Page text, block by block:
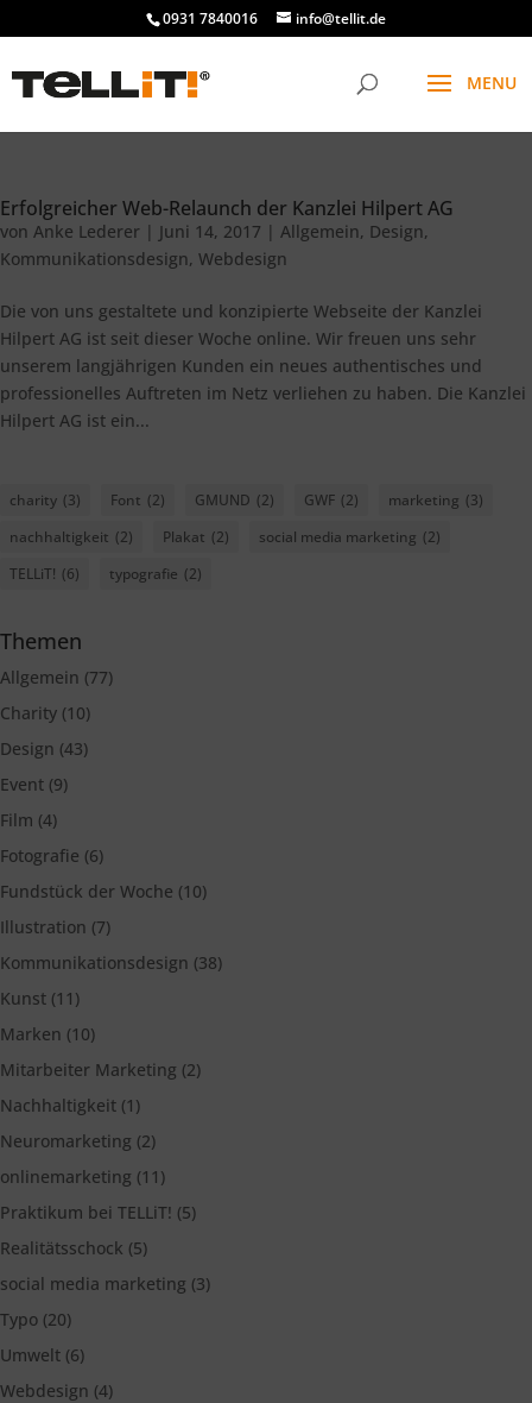
0931 7840016 info@tellit.de
Erfolgreicher Web-Relaunch der Kanzlei Hilpert AG
von Anke Lederer | Juni 14, 2017 | Allgemein, Design,
Kommunikationsdesign, Webdesign
Die von uns gestaltete und konzipierte Webseite der Kanzlei
Hilpert AG ist seit dieser Woche online. Wir freuen uns sehr
unserem langjährigen Kunden ein neues authentisches und
professionelles Auftreten im Netz verliehen zu haben. Die Kanzlei
Hilpert AG ist ein...
charity (3) Font (2) GMUND (2) GWF (2) marketing (3)
nachhaltigkeit (2) Plakat (2) social media marketing (2)
TELLiT! (6) typografie (2)
Themen
Allgemein (77)
Charity (10)
Design (43)
Event (9)
Film (4)
Fotografie (6)
Fundstück der Woche (10)
Illustration (7)
Kommunikationsdesign (38)
Kunst (11)
Marken (10)
Mitarbeiter Marketing (2)
Nachhaltigkeit (1)
Neuromarketing (2)
onlinemarketing (11)
Praktikum bei TELLiT! (5)
Realitätsschock (5)
social media marketing (3)
Typo (20)
Umwelt (6)
Webdesign (4)